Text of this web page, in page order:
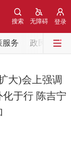
登录
无障碍
搜索
服务 政民互动
部门动态
大)会上强调
于行 陈吉宁